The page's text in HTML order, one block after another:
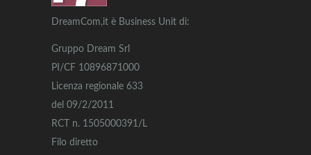
DreamCom,it è Business Unit di:
Gruppo Dream Srl
PI/CF 10896871000
Licenza regionale 633
del 09/2/2011
RCT n. 1505000391/L
Filo diretto